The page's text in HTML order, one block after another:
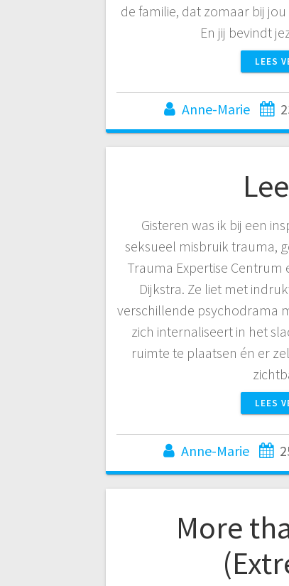
de familie, dat zomaar bij
En jij bevindt
LEES
Anne-Marie
Gisteren was ik bij een
seksueel misbruik trauma,
Trauma Expertise
Dijkstra. Ze liet met
verschillende psychodrama
zich internaliseert in het
ruimte te plaatsen én er
LEES
Anne-Marie
More